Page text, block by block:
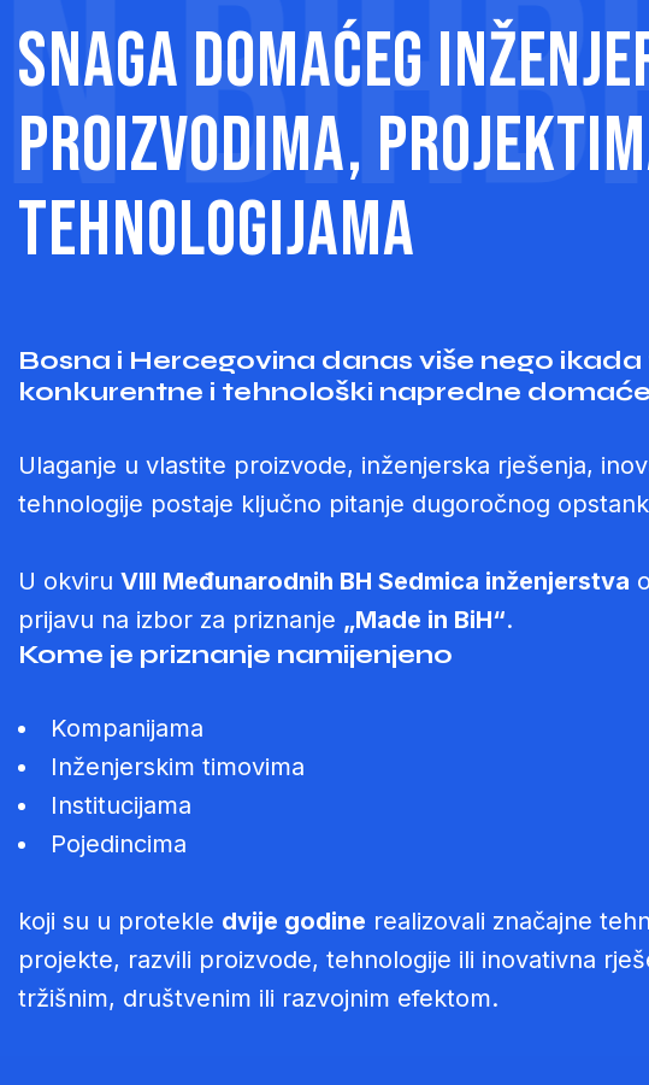
BH
Snaga domaćeg
proizvodima,
tehnologijama
Bosna i Hercegovina danas više nego
konkurentne i tehnološki napredne
Ulaganje u vlastite proizvode, inženjerska rješenja,
tehnologije postaje ključno pitanje dugoročnog
U okviru VIII Međunarodnih BH Sedmica inženjerstva
prijavu na izbor za priznanje „Made in BiH“.
Kome je priznanje namijenjeno
Kompanijama
Inženjerskim timovima
Institucijama
Pojedincima
koji su u protekle dvije godine realizovali značajne
projekte, razvili proizvode, tehnologije ili inovativna
tržišnim, društvenim ili razvojnim efektom.